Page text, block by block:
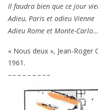
Il fau­dra bien que ce jour
Adieu, Paris et adieu Vienne
Adieu Rome et Monte-Carlo…
« Nous deux », Jean-
1961 .
– – – – – – – – –